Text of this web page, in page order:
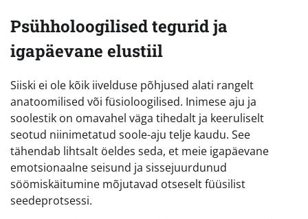
Psühholoogilised tegurid ja
igapäevane elustiil
Siiski ei ole kõik iivelduse põhjused alati rangelt
anatoomilised või füsioloogilised. Inimese aju ja
soolestik on omavahel väga tihedalt ja keeruliselt
seotud niinimetatud soole-aju telje kaudu. See
tähendab lihtsalt öeldes seda, et meie igapäevane
emotsionaalne seisund ja sissejuurdunud
söömiskäitumine mõjutavad otseselt füüsilist
seedeprotsessi.